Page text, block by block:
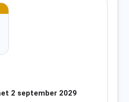
2 september 2029